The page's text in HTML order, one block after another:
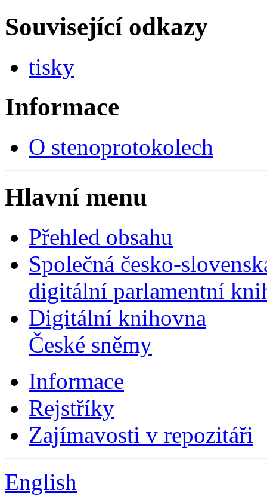
Související odkazy
tisky
Informace
O stenoprotokolech
Hlavní menu
Přehled obsahu
Společná česko-
digitální parlamentní
Digitální knihovna
České sněmy
Informace
Rejstříky
Zajímavosti v repozitáři
English